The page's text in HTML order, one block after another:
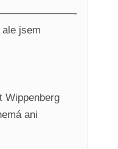
jsem
Wippenberg
ani